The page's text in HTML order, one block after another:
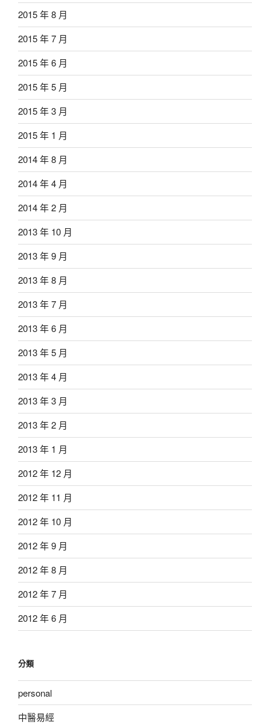
2015 年 8 月
2015 年 7 月
2015 年 6 月
2015 年 5 月
2015 年 3 月
2015 年 1 月
2014 年 8 月
2014 年 4 月
2014 年 2 月
2013 年 10 月
2013 年 9 月
2013 年 8 月
2013 年 7 月
2013 年 6 月
2013 年 5 月
2013 年 4 月
2013 年 3 月
2013 年 2 月
2013 年 1 月
2012 年 12 月
2012 年 11 月
2012 年 10 月
2012 年 9 月
2012 年 8 月
2012 年 7 月
2012 年 6 月
分類
personal
中醫易經